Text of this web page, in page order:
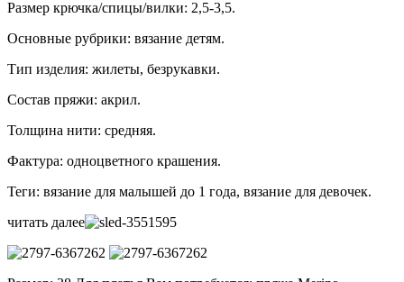
Размер крючка/спицы/вилки: 2,5-3,5.
Основные рубрики: вязание детям.
Тип изделия: жилеты, безрукавки.
Состав пряжи: акрил.
Толщина нити: средняя.
Фактура: одноцветного крашения.
Теги: вязание для малышей до 1 года, вязание для девочек.
читать далее